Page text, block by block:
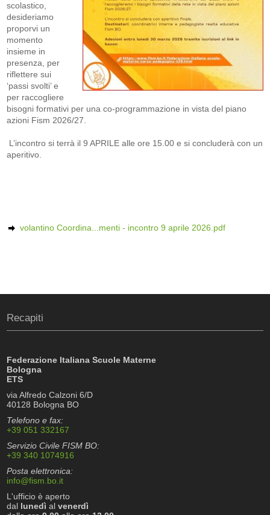
scolastico,
desideriamo
proporvi un
momento
insieme in
presenza, per
riflettere sui
‘passi svolti’ e
per raccogliere
bisogni formativi per una co-programmazione in vista del piano
azioni Fism 2026/27.
L’incontro si terrà il 9 APRILE alle ore 15.00 e si concluderà con un
aperitivo.
volantino Coordina...menti - incontro 9 aprile 2026.pdf
Recapiti
Federazione Italiana Scuole Materne
Bologna
ETS
via Alfredo Calzoni 6/D
40128 Bologna BO
Telefono e fax:
+39 051 332167
Servizio Civile FISM BO:
+39 340 1074916
Posta elettronica:
info@fism.bo.it
L'ufficio è aperto
dal lunedì alvenerdì